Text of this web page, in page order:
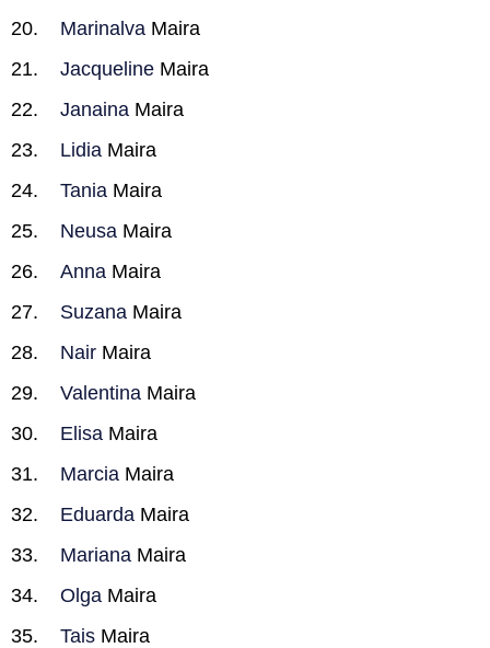
Marinalva Maira
Jacqueline Maira
Janaina Maira
Lidia Maira
Tania Maira
Neusa Maira
Anna Maira
Suzana Maira
Nair Maira
Valentina Maira
Elisa Maira
Marcia Maira
Eduarda Maira
Mariana Maira
Olga Maira
Tais Maira